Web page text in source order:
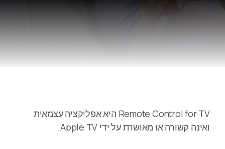
Remote Control for TV היא אפליקציה עצמאית
ואינה קשורה או מאושרת על ידי Apple TV.